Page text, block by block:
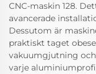
CNC-maskin 128.
avancerade
Dessutom är
praktiskt taget
vakuumgjutning
varje